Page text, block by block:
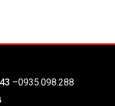
–0935.098.288